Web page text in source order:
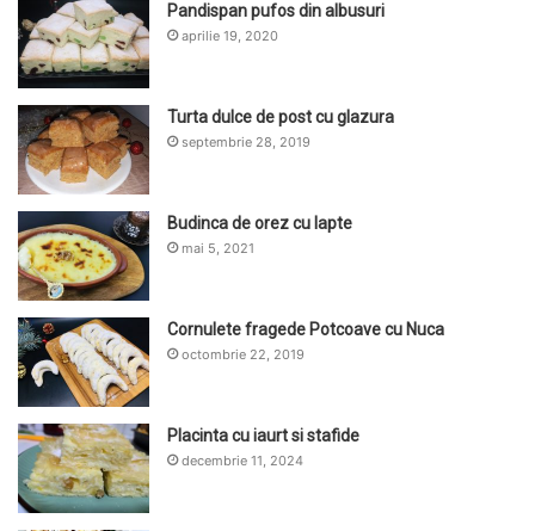
Pandispan pufos din albusuri
aprilie 19, 2020
Turta dulce de post cu glazura
septembrie 28, 2019
Budinca de orez cu lapte
mai 5, 2021
Cornulete fragede Potcoave cu Nuca
octombrie 22, 2019
Placinta cu iaurt si stafide
decembrie 11, 2024